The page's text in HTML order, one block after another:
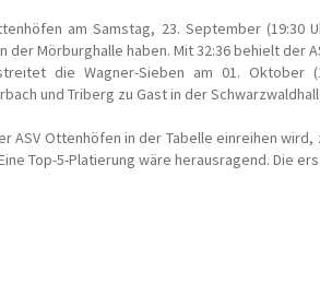
am Samstag, 23. September
Mörburghalle haben. Mit 32:36 behielt der
die Wagner-Sieben am 01.
und Triberg zu Gast in der
ASV Ottenhöfen in der Tabelle einreihen
Top-5-Platierung wäre herausragend. Die